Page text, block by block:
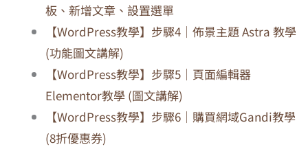
板、新增文章、設置選單
【WordPress教學】步驟4｜佈景主題 Astra 教學
(功能圖文講解)
【WordPress教學】步驟5｜頁面編輯器
Elementor教學 (圖文講解)
【WordPress教學】步驟6｜購買網域Gandi教學
(8折優惠券)